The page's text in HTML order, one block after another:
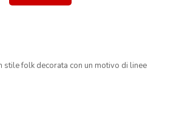
stile folk decorata con un motivo di linee